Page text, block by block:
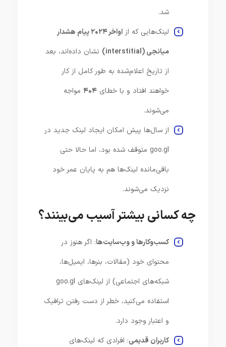
شد.
لینک‌هایی که از
اواخر ۲۰۲۴ پیام هشدار
میانجی (interstitial)
نشان داده‌اند، بعد
از تاریخ اعلام‌شده به طور کامل از کار
خواهند افتاد و با خطای ۴۰۴ مواجه
می‌شوند.
از سال‌ها پیش امکان ایجاد لینک جدید در
goo.gl متوقف شده بود، اما حالا حتی
باقی‌مانده لینک‌ها هم به پایان عمر خود
نزدیک می‌شوند.
چه کسانی بیشتر آسیب می‌بینند؟
کسب‌وکارها و وب‌سایت‌ها: اگر هنوز در
محتوای خود (مقالات، بنرها، ایمیل‌ها،
شبکه‌های اجتماعی) از لینک‌های goo.gl
استفاده می‌کنید، خطر از دست رفتن ترافیک
و اعتبار وجود دارد.
کاربران قدیمی: افرادی که لینک‌های